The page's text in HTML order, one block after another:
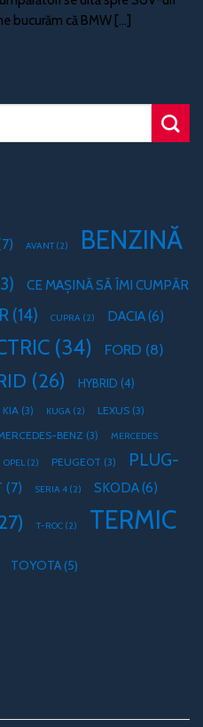
bucurăm că BMW [...]
AVANT (2)
BENZINĂ
CE MAȘINĂ SĂ ÎMI CUMPĂR
(14) CUPRA (2) DACIA(6)
(34) FORD (8)
(26) HYBRID (4)
KIA (3) KUGA (2) LEXUS (3)
BENZ (3) MERCEDES
OPEL(2) PEUGEOT (3)
PLUG-
(7) SERIA 4 (2) SKODA(6)
T-ROC (2)
TERMIC
TOYOTA(5)